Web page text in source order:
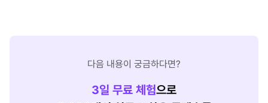
다음 내용이 궁금하다면?
3일 무료 체험으로